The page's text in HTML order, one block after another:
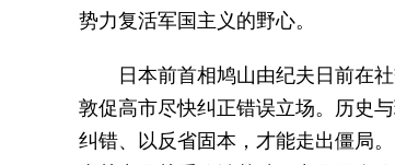
势力复活军国主义的野心。
日本前首相鸠山由纪夫日前在
敦促高市尽快纠正错误立场。历史
纠错、以反省固本，才能走出僵局